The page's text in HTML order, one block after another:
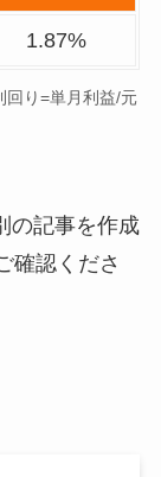
1.87%
り=単月利益/元
の記事を作成
確認くださ